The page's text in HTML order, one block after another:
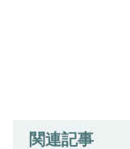
関連記事